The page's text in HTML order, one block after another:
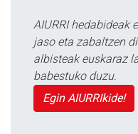
AIURRI hedabideak
jaso eta zabaltzen
albisteak euskaraz
babestuko duzu.
Egin AIURRIkide!